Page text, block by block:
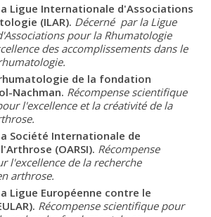
Ligue Internationale d'Associations
(ILAR). Décerné par la Ligue
pour la Rhumatologie
des accomplissements dans le
de la fondation
Nachman. Récompense scientifique
l'excellence et la créativité de la
Société Internationale de
(OARSI). Récompense
l'excellence de la recherche
arthrose.
Ligue Européenne contre le
Récompense scientifique pour